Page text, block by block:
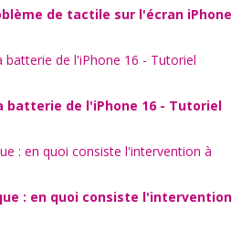
de tactile sur l'écran iPhone
batterie de l'iPhone 16 - Tutoriel
: en quoi consiste l'intervention